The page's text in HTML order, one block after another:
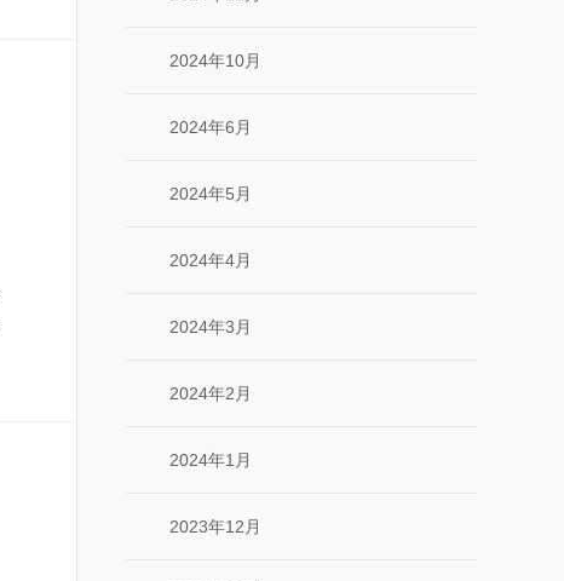
2024年10月
2024年6月
2024年5月
2024年4月
2024年3月
2024年2月
2024年1月
2023年12月